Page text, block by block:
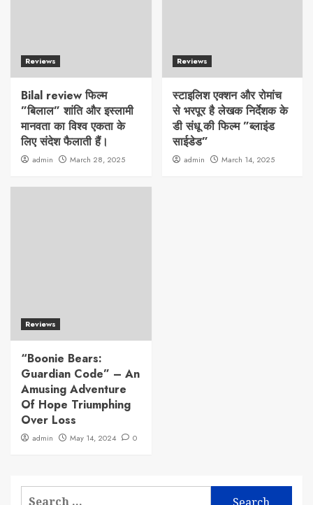
Reviews
Bilal review फिल्म
”बिलाल” शांति और इस्लामी
मानवता का विश्व एकता के
लिए संदेश फैलाती हैं।
admin March 28, 2025
Reviews
स्टाइलिश एक्शन और रोमांच
से भरपूर है लेखक निर्देशक के
डी संधू की फिल्म ”ब्लाइंड
साईडेड”
admin March 14, 2025
Reviews
“Boonie Bears:
Guardian Code” – An
Amusing Adventure
Of Hope Triumphing
Over Loss
admin May 14, 2024 0
Search